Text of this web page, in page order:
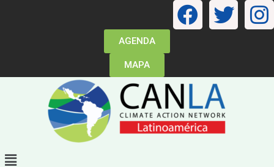
AGENDA
MAPA